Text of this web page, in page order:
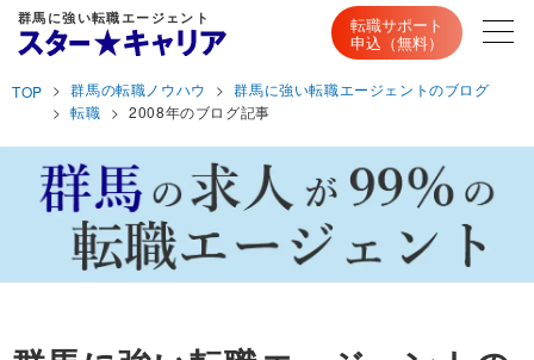
群馬に強い転職エージェント 転職サポート
申込（無料）
TOP 群馬の転職ノウハウ
群馬に強い転職エージェントのブログ
転職
2008年のブログ記事